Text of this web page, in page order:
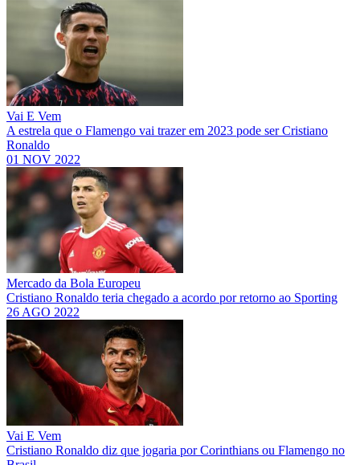
Vai E Vem
A estrela que o Flamengo vai trazer em 2023 pode ser Cristiano
Ronaldo
01 NOV 2022
Mercado da Bola Europeu
Cristiano Ronaldo teria chegado a acordo por retorno ao Sporting
26 AGO 2022
Vai E Vem
Cristiano Ronaldo diz que jogaria por Corinthians ou Flamengo no